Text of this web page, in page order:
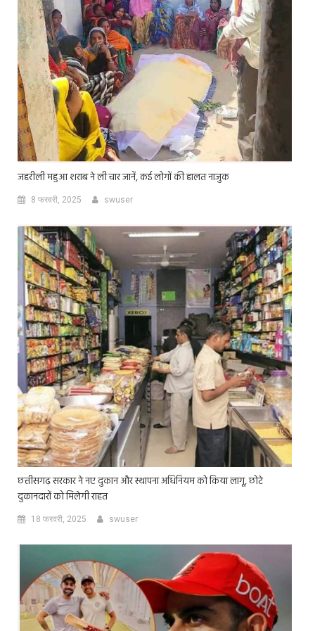
जहरीली महुआ शराब ने ली चार जानें, कई लोगों की हालत नाजुक
8 फरवरी, 2025 swuser
छत्तीसगढ़ सरकार ने नए दुकान और स्थापना अधिनियम को किया लागू, छोटे
दुकानदारों को मिलेगी राहत
18 फरवरी, 2025 swuser